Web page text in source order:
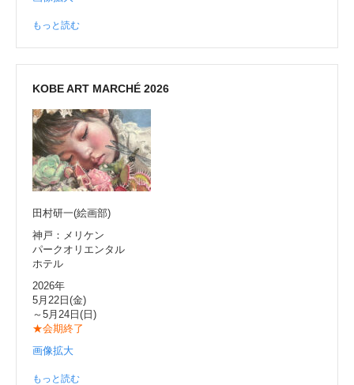
もっと読む
KOBE ART MARCHÉ 2026
田村研一(絵画部)
神戸：メリケン
パークオリエンタル
ホテル
2026年
5月22日(金)
～5月24日(日)
★会期終了
画像拡大
もっと読む